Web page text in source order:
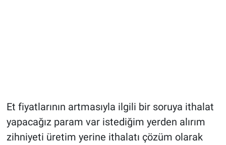
Et fiyatlarının artmasıyla ilgili bir soruya ithalat
yapacağız param var istediğim yerden alırım
zihniyeti üretim yerine ithalatı çözüm olarak